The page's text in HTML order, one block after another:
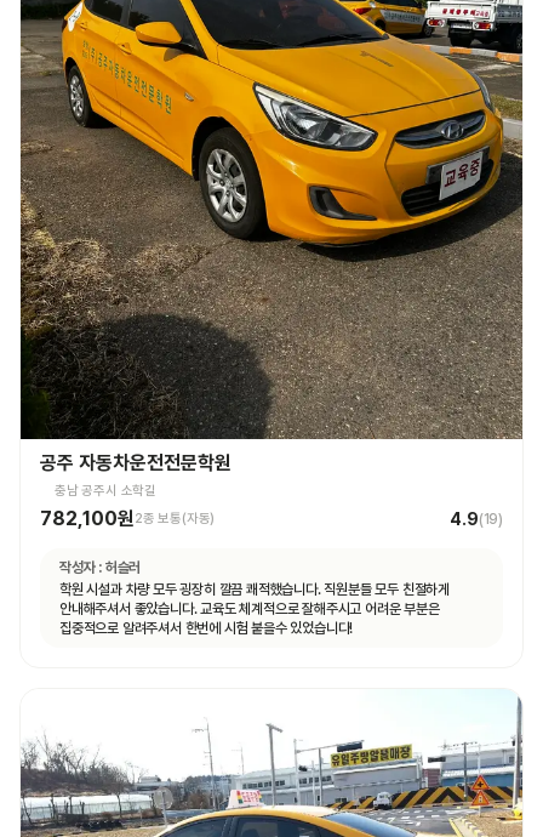
공주 자동차운전전문학원
충남 공주시 소학길
782,100원2종 보통(자동) 4.9(19)
작성자 : 허슬러
학원 시설과 차량 모두 굉장히 깔끔 쾌적했습니다. 직원분들 모두 친절하게
안내해주셔서 좋았습니다. 교육도 체계적으로 잘해주시고 어려운 부분은
집중적으로 알려주셔서 한번에 시험 붙을수 있었습니다!